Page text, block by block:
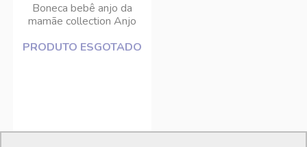
Boneca bebê anjo da
mamãe collection Anjo
PRODUTO ESGOTADO